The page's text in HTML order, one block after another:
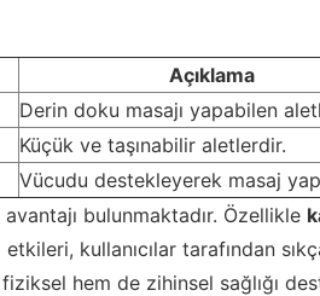
Açıklama
Derin doku masajı yapabilen
Küçük ve taşınabilir aletlerdir.
Vücudu destekleyerek masaj
bulunmaktadır. Özellikle
kullanıcılar tarafından
hem de zihinsel sağlığı